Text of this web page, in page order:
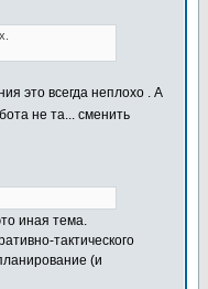
это всегда неплохо . А
не та... сменить
иная тема.
тактического
(и